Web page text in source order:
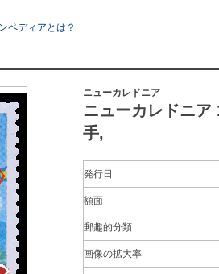
ペディアとは？
ニューカレドニア
ニューカレドニア
手,
発行日
額面
郵趣的分類
画像の拡大率